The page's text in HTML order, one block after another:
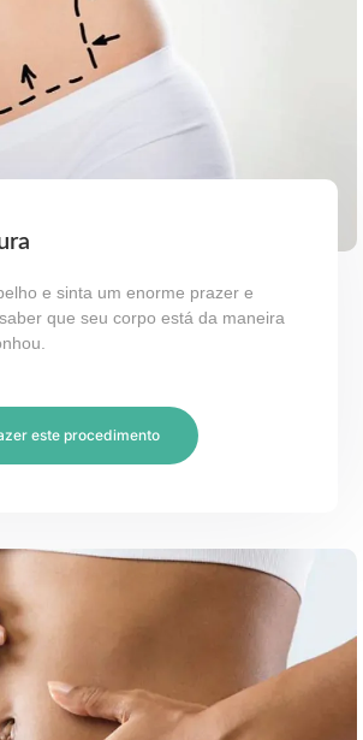
e sinta um enorme prazer e
que seu corpo está da maneira
este procedimento